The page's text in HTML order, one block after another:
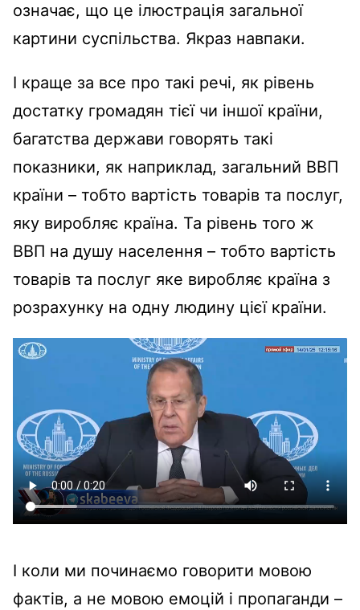
означає, що це ілюстрація загальної
картини суспільства. Якраз навпаки.
І краще за все про такі речі, як рівень
достатку громадян тієї чи іншої країни,
багатства держави говорять такі
показники, як наприклад, загальний ВВП
країни – тобто вартість товарів та послуг,
яку виробляє країна. Та рівень того ж
ВВП на душу населення – тобто вартість
товарів та послуг яке виробляє країна з
розрахунку на одну людину цієї країни.
І коли ми починаємо говорити мовою
фактів, а не мовою емоцій і пропаганди –